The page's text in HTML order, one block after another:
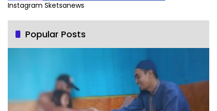
Instagram Sketsanews
Popular Posts